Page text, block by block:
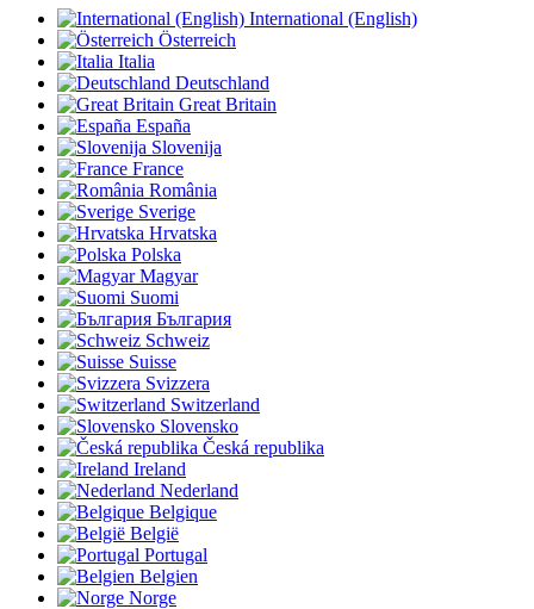
International (English)
Österreich
Italia
Deutschland
Great Britain
España
Slovenija
France
România
Sverige
Hrvatska
Polska
Magyar
Suomi
България
Schweiz
Suisse
Svizzera
Switzerland
Slovensko
Česká republika
Ireland
Nederland
Belgique
België
Portugal
Belgien
Norge